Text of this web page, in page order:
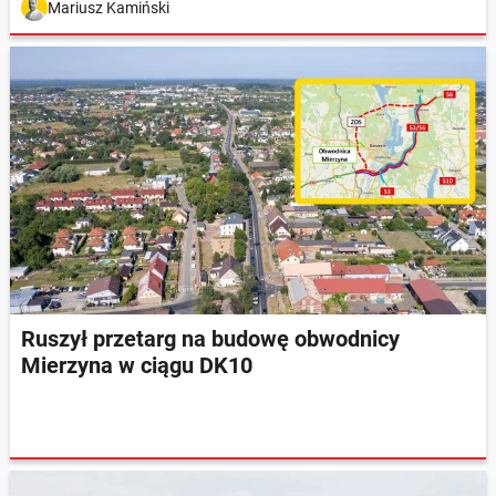
Mariusz Kamiński
Ruszył przetarg na budowę obwodnicy
Mierzyna w ciągu DK10